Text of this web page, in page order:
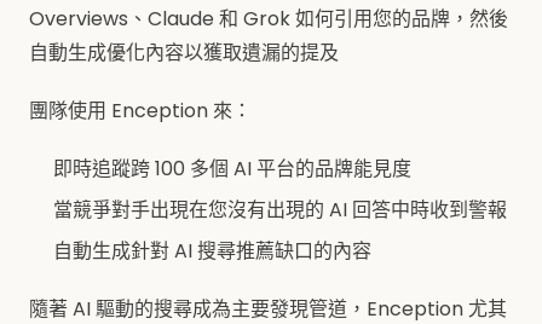
Overviews、Claude 和 Grok 如何引用您的品牌，然後
自動生成優化內容以獲取遺漏的提及
團隊使用 Enception 來：
即時追蹤跨 100 多個 AI 平台的品牌能見度
當競爭對手出現在您沒有出現的 AI 回答中時收到警報
自動生成針對 AI 搜尋推薦缺口的內容
隨著 AI 驅動的搜尋成為主要發現管道，Enception 尤其